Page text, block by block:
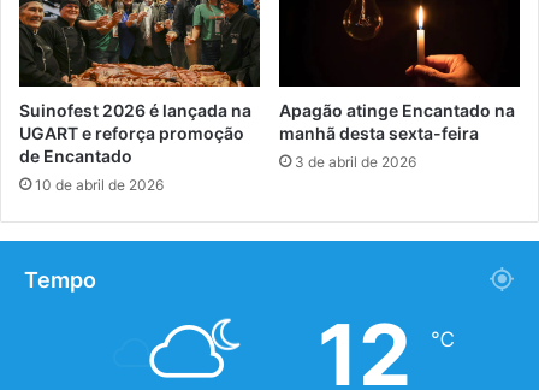
Suinofest 2026 é lançada na
UGART e reforça promoção
de Encantado
10 de abril de 2026
Apagão atinge Encantado na
manhã desta sexta-feira
3 de abril de 2026
Tempo
12 ℃